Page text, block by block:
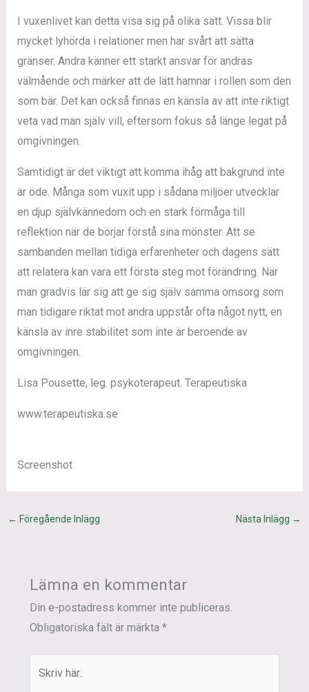
I vuxenlivet kan detta visa sig på olika sätt. Vissa blir
mycket lyhörda i relationer men har svårt att sätta
gränser. Andra känner ett starkt ansvar för andras
välmående och märker att de lätt hamnar i rollen som den
som bär. Det kan också finnas en känsla av att inte riktigt
veta vad man själv vill, eftersom fokus så länge legat på
omgivningen.
Samtidigt är det viktigt att komma ihåg att bakgrund inte
är öde. Många som vuxit upp i sådana miljöer utvecklar
en djup självkännedom och en stark förmåga till
reflektion när de börjar förstå sina mönster. Att se
sambanden mellan tidiga erfarenheter och dagens sätt
att relatera kan vara ett första steg mot förändring. När
man gradvis lär sig att ge sig själv samma omsorg som
man tidigare riktat mot andra uppstår ofta något nytt, en
känsla av inre stabilitet som inte är beroende av
omgivningen.
Lisa Pousette, leg. psykoterapeut. Terapeutiska
www.terapeutiska.se
Screenshot
← Föregående Inlägg Nästa Inlägg →
Lämna en kommentar
Din e-postadress kommer inte publiceras.
Obligatoriska fält är märkta *